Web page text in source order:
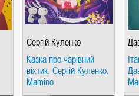
СЦЕНАРІЯХ). АНТОНІНА
Сергій Куленко
Казка про чарівний
віхтик. Сергій Куленко.
Mamino